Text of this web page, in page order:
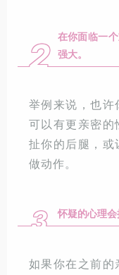
2
在你面临一
强大。
举例来说，也许
可以有更亲密的
扯你的后腿，或
做动作。
3 怀疑的心理会
如果你在之前的